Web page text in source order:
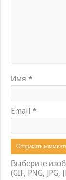
Имя*
Email*
Выберите
(GIF, PNG, JPG,